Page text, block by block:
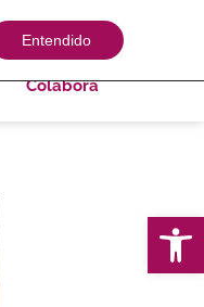
Consultoría
Colabora
Entendido